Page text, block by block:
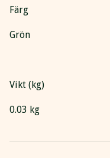
Färg
Grön
Vikt (kg)
0.03 kg